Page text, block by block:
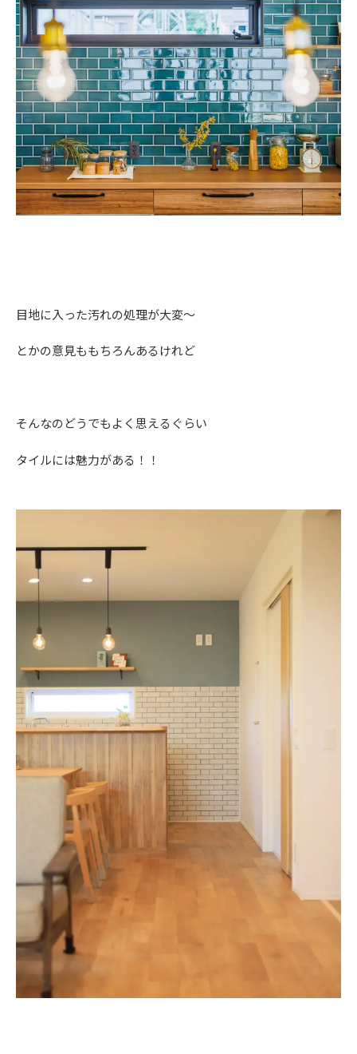
目地に入った汚れの処理が大変～
とかの意見ももちろんあるけれど
そんなのどうでもよく思えるぐらい
タイルには魅力がある！！